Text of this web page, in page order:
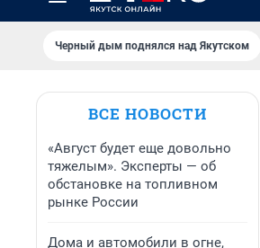
Черный дым поднялся над Якутском
ВСЕ НОВОСТИ
«Август будет еще довольно
тяжелым». Эксперты — об
обстановке на топливном
рынке России
Дома и автомобили в огне,